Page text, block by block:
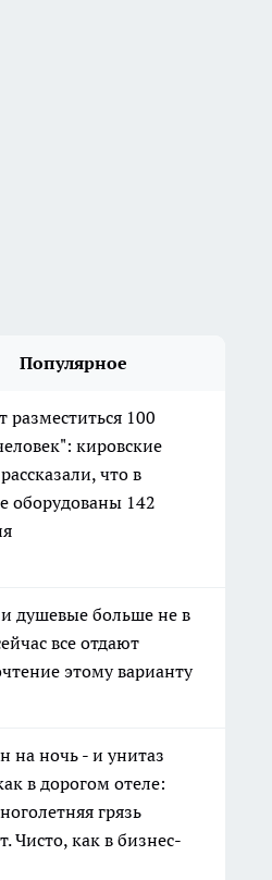
Популярное
разместиться 100
кировские
что в
оборудованы 142
душевые больше не в
все отдают
этому варианту
на ночь - и унитаз
в дорогом отеле:
грязь
Чисто, как в бизнес-